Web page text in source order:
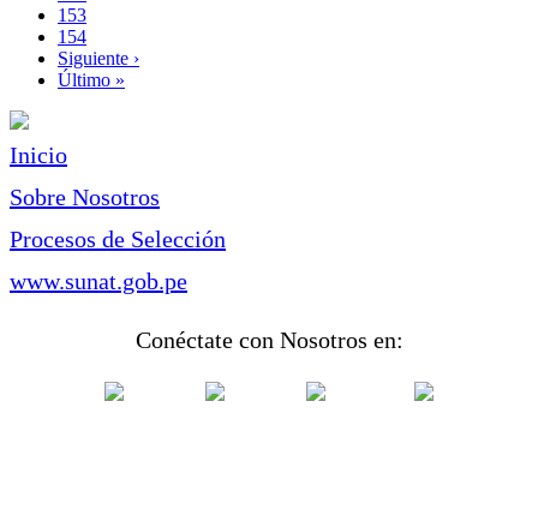
Page
153
Page
154
Siguiente
página
Siguiente ›
Última
Último »
Inicio
Sobre Nosotros
Procesos de Selección
www.sunat.gob.pe
Conéctate con Nosotros en: